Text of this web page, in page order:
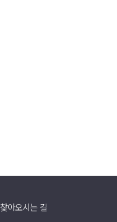
찾아오시는 길